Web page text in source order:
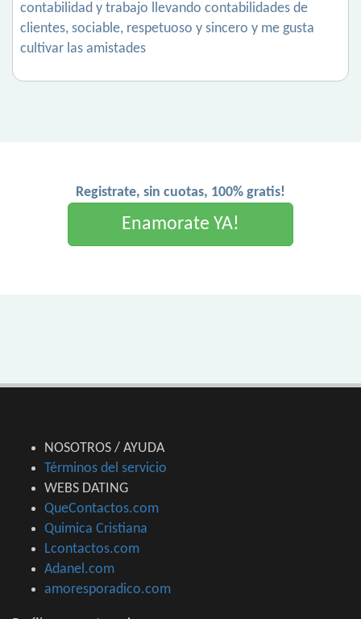
contabilidad y trabajo llevando contabilidades de
clientes, sociable, respetuoso y sincero y me gusta
cultivar las amistades
Registrate, sin cuotas, 100% gratis!
Enamorate YA!
NOSOTROS / AYUDA
Términos del servicio
WEBS DATING
QueContactos.com
Quimica Cristiana
Lcontactos.com
Adanel.com
amoresporadico.com